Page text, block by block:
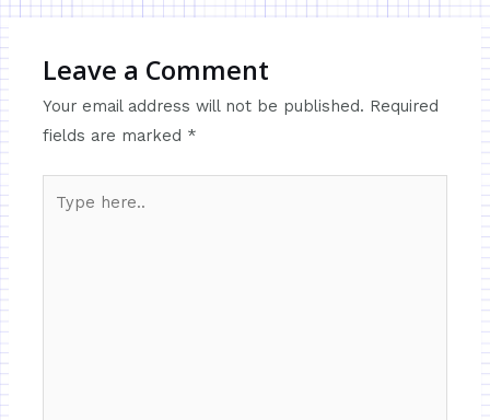
Leave a Comment
Your email address will not be published. Required
fields are marked *